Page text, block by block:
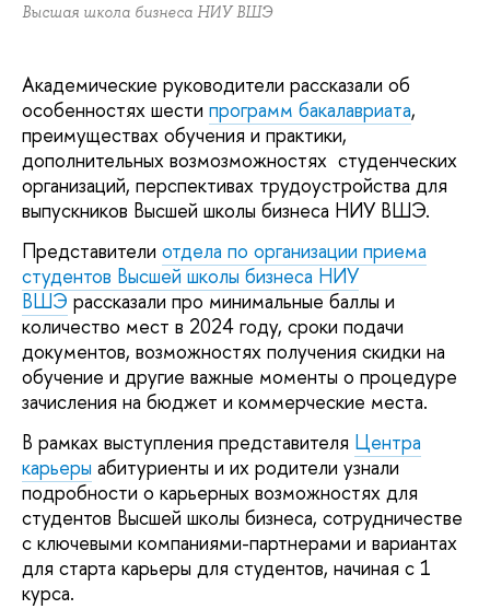
Высшая школа бизнеса НИУ ВШЭ
Академические руководители рассказали об
особенностях шести программ бакалавриата,
преимуществах обучения и практики,
дополнительных возмозможностях студенческих
организаций, перспективах трудоустройства для
выпускников Высшей школы бизнеса НИУ ВШЭ.
Представители отдела по организации приема
студентов Высшей школы бизнеса НИУ
ВШЭ рассказали про минимальные баллы и
количество мест в 2024 году, сроки подачи
документов, возможностях получения скидки на
обучение и другие важные моменты о процедуре
зачисления на бюджет и коммерческие места.
В рамках выступления представителя Центра
карьеры абитуриенты и их родители узнали
подробности о карьерных возможностях для
студентов Высшей школы бизнеса, сотрудничестве
с ключевыми компаниями-партнерами и вариантах
для старта карьеры для студентов, начиная с 1
курса.